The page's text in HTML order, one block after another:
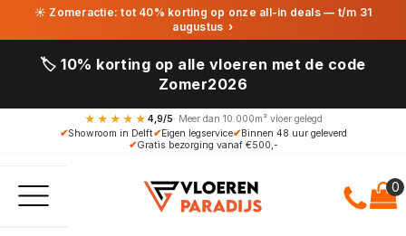
☀ Zomeractie: tot 40% korting op onze all-in deals — t/m 31
augustus ›
🏷️ 10% korting op alle vloeren met de code
Zomer2026
★★★★★ 4,9/5· Meer dan 10.000m² vloer gelegd
✔Showroom in Delft✔Eigen legservice✔Binnen 48 uur geleverd
✔Gratis bezorging vanaf €500,-